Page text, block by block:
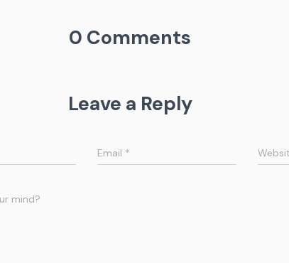
0 Comments
Leave a Reply
Email *
mind?